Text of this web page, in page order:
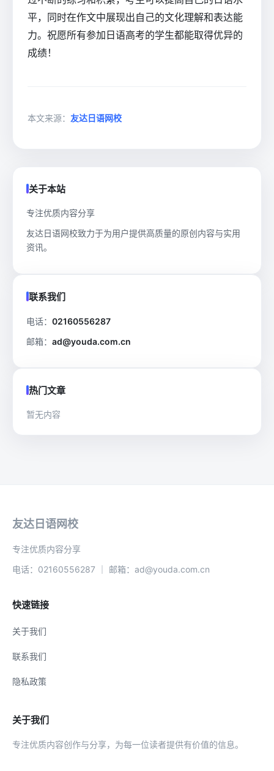
平，同时在作文中展现出自己的文化理解和表达能
力。祝愿所有参加日语高考的学生都能取得优异的
成绩！
本文来源： 友达日语网校
关于本站
专注优质内容分享
友达日语网校致力于为用户提供高质量的原创内容与实用
资讯。
联系我们
电话： 02160556287
邮箱： ad@youda.com.cn
热门文章
暂无内容
友达日语网校
专注优质内容分享
电话：02160556287 ｜ 邮箱：ad@youda.com.cn
快速链接
关于我们
联系我们
隐私政策
关于我们
专注优质内容创作与分享，为每一位读者提供有价值的信息。